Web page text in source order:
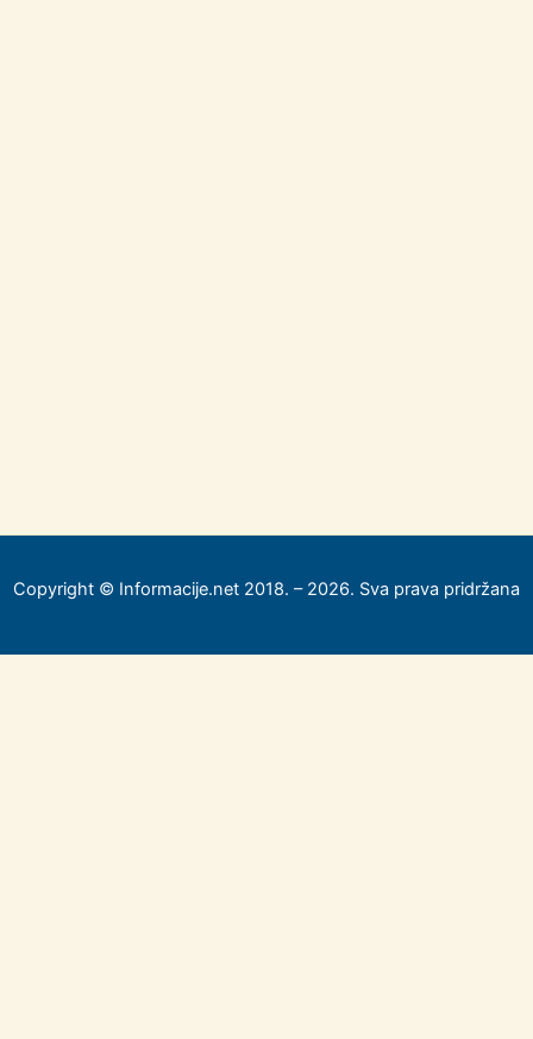
Copyright © Informacije.net 2018. – 2026. Sva prava pridržana